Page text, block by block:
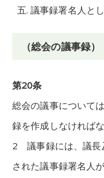
議事録署名人と
（総会の議事録）
第20条
総会の議事について
録を作成しなければな
2 議事録には、議長
された議事録署名人